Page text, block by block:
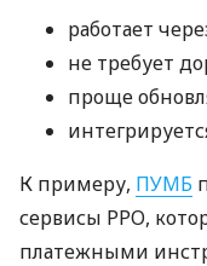
работает
не требует
проще
К примеру, ПУМБ
сервисы РРО,
платежными